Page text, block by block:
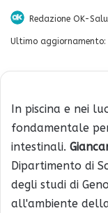
Redazione OK-
Ultimo aggiornamento:
In piscina e nei
fondamentale
intestinali.
Dipartimento di
degli studi di
all'ambiente